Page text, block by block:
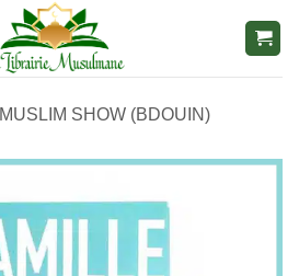
MUSLIM SHOW (BDOUIN)